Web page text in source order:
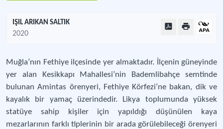
IŞIL ARIKAN SALTIK
2020
Muğla’nın Fethiye ilçesinde yer almaktadır. İlçenin güneyinde
yer alan Kesikkapı Mahallesi’nin Bademlibahçe semtinde
bulunan Amintas örenyeri, Fethiye Körfezi’ne bakan, dik ve
kayalık bir yamaç üzerindedir. Likya toplumunda yüksek
statüye sahip kişiler için yapıldığı düşünülen kaya
mezarlarının farklı tiplerinin bir arada görülebileceği örenyeri